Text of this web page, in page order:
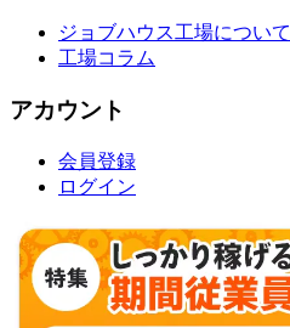
ジョブハウス工場について
工場コラム
アカウント
会員登録
ログイン